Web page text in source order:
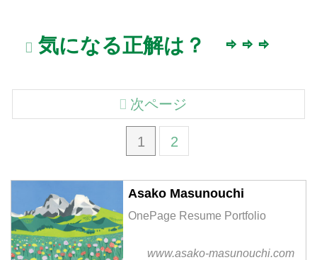
気になる正解は？ ⇨ ⇨ ⇨
1 2
次ページ
Asako Masunouchi
OnePage Resume Portfolio
www.asako-masunouchi.com